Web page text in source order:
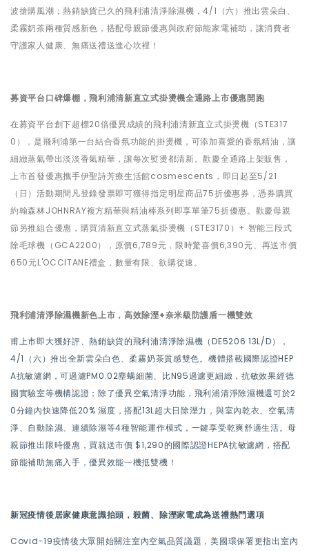
波搶購風潮；熱銷缺貨已久的飛利浦清淨除濕機，4/1（六）推出雲朵白、
柔霧奶茶兩種質感新色，搭配母親節優惠與政府節能家電補助，讓消費者
守護家人健康、無痛送禮送進心坎裡！
募資平台口碑爆棚，飛利浦清新直立式掛燙機全通路上市優惠開跑
在募資平台創下超標20倍優異成績的飛利浦清新直立式掛燙機（STE317
0），是飛利浦第一台結合香氛功能的掛燙機，可添加喜愛的香氛精油，讓
細緻蒸氣帶出淡淡香氣精華，讓每次熨燙都清新。歡慶全通路上架販售，
上市首發優惠攜手伊聖詩芳療生活館cosmescents，即日起至5/21
（日）活動期間凡登錄發票即可獲得指定明星商品75折優惠券，憑券購買
約翰森林JOHNRAY複方精華與精油棒系列即享單筆75折優惠。歡慶母親
節另推組合優惠，購買清新直立式蒸氣掛燙機（STE3170）+ 智能三段式
除毛球機（GCA2200），原價6,789元，限時驚喜價6,390元、再送市價
650元L'OCCITANE禮盒，數量有限、欲購從速。
飛利浦清淨除濕機新色上市，高效除溼+奈米級防護盾一機雙效
甫上市即大獲好評、熱銷缺貨的飛利浦清淨除濕機（DE5206 13L/D），
4/1（六）推出全新雲朵白色、柔霧奶茶質感雙色。機體搭載國際認證HEP
A抗敏濾網，可過濾PM0.02塵螨細菌、比N95過濾更細緻，抗敏效果經德
國實驗室等機構認證；除了優異空氣清淨功能，飛利浦清淨除濕機還可於2
0分鐘內快速降低20% 濕度，搭配13L超大日除溼力，與室內乾衣、空氣清
淨、自動除濕、連續除濕等4種智能運作模式，一鍵享受乾爽舒適生活。母
親節推出限時優惠，買就送市價 $1,290的國際認證HEPA抗敏濾網，搭配
節能補助無痛入手，優異效能一機抵雙機！
新冠疫情後居家健康意識抬頭，殺菌、除溼家電成為送禮熱門選項
Covid-19疫情後大眾開始關注室內空氣品質議題，美國環保署更指出室內